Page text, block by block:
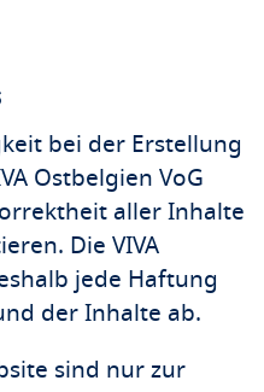
bei der Erstellung
Ostbelgien VoG
aller Inhalte
Die VIVA
jede Haftung
der Inhalte ab.
sind nur zur